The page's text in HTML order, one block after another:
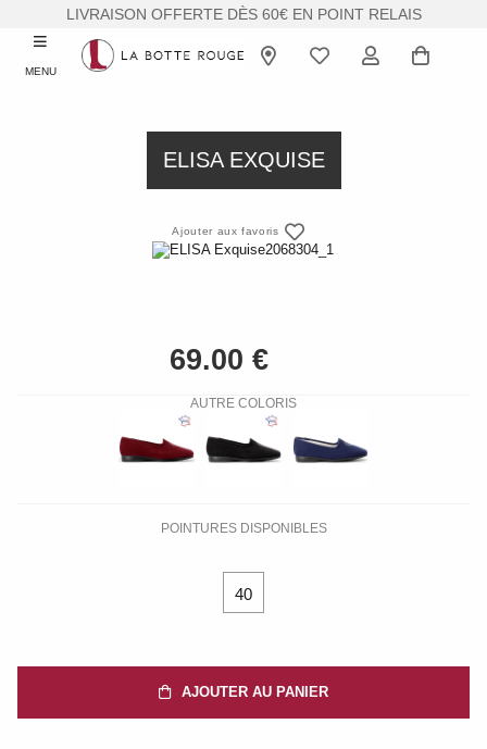
LIVRAISON OFFERTE DÈS 60€ EN POINT RELAIS
MENU
ELISA EXQUISE
Ajouter aux favoris
AUTRE COLORIS
POINTURES DISPONIBLES
40
AJOUTER AU PANIER